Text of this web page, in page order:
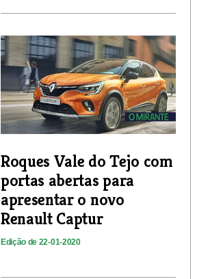
Roques Vale do Tejo com
portas abertas para
apresentar o novo
Renault Captur
Edição de 22-01-2020